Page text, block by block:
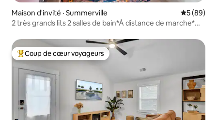
Maison d'invité · Summerville Note
5 (89)
2 très grands lits 2 salles de bain*À distance de marche*
Coup de cœur voyageurs parmi les plus aimés
Coup de cœur voyageurs